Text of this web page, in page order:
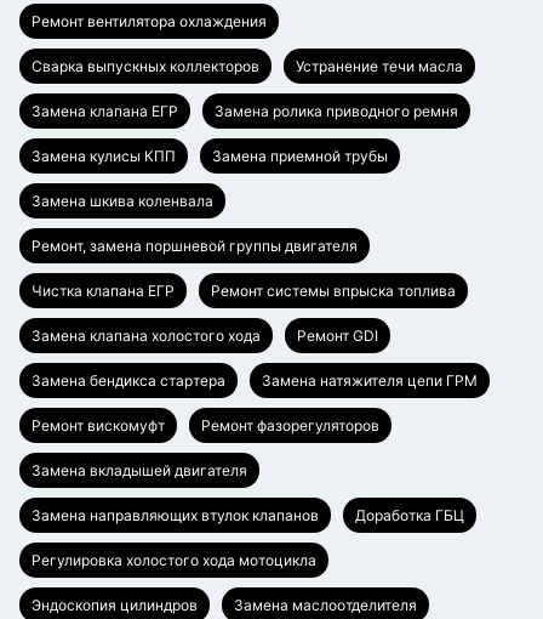
Ремонт вентилятора охлаждения
Сварка выпускных коллекторов Устранение течи масла
Замена клапана ЕГР Замена ролика приводного ремня
Замена кулисы КПП Замена приемной трубы
Замена шкива коленвала
Ремонт, замена поршневой группы двигателя
Чистка клапана ЕГР Ремонт системы впрыска топлива
Замена клапана холостого хода Ремонт GDI
Замена бендикса стартера Замена натяжителя цепи ГРМ
Ремонт вискомуфт Ремонт фазорегуляторов
Замена вкладышей двигателя
Замена направляющих втулок клапанов Доработка ГБЦ
Регулировка холостого хода мотоцикла
Эндоскопия цилиндров Замена маслоотделителя